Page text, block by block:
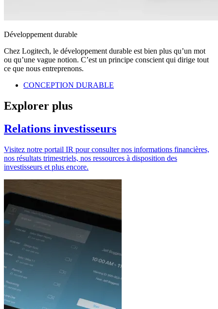
Développement durable
Chez Logitech, le développement durable est bien plus qu’un mot
ou qu’une vague notion. C’est un principe conscient qui dirige tout
ce que nous entreprenons.
CONCEPTION DURABLE
Explorer plus
Relations investisseurs
Visitez notre portail IR pour consulter nos informations financières,
nos résultats trimestriels, nos ressources à disposition des
investisseurs et plus encore.